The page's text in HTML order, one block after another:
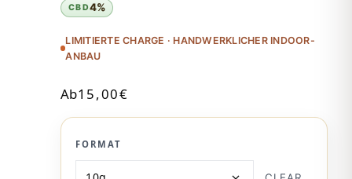
CBD4%
LIMITIERTE CHARGE · HANDWERKLICHER INDOOR-
ANBAU
Ab15,00€
FORMAT